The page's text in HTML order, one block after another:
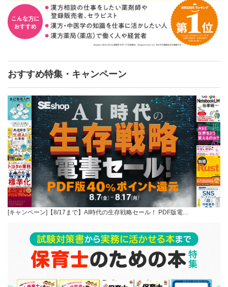
おすすめ特集・キャンペーン
[キャンペーン]【8/17まで】AI時代の生存戦略セール！ PDF版電…